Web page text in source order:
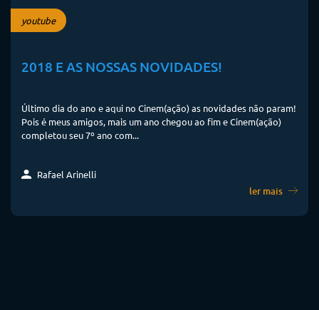
youtube
2018 E AS NOSSAS NOVIDADES!
Último dia do ano e aqui no Cinem(ação) as novidades não param!
Pois é meus amigos, mais um ano chegou ao fim e Cinem(ação)
completou seu 7º ano com...
Rafael Arinelli
ler mais